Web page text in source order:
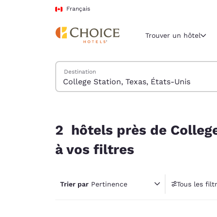
Passer à Contenu Principal
Français
Région et
Amériques
América
Trouver un hôtel
Trouver des hôtels
Destination
2 hôtels près de
à vos filtres
Trier par Pertinence Tous les
1